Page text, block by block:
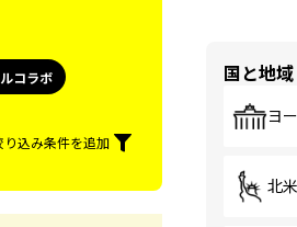
コラボ
り込み条件を追加
国と地域
ヨ
北米